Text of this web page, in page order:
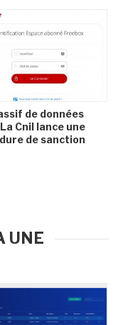
de données
Cnil lance une
de sanction
UNE